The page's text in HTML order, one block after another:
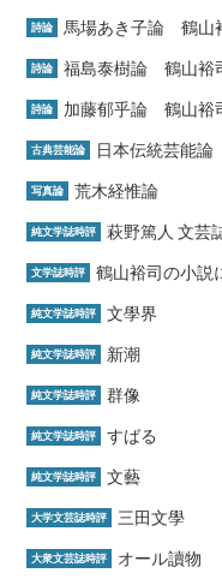
詩論 馬場あき子論 鶴山
詩論 福島泰樹論 鶴山裕
詩論 加藤郁乎論 鶴山裕
古典芸能論 日本伝統芸能
写真論 荒木経惟論
純文学誌時評 萩野篤人 文芸
文学誌時評 鶴山裕司の小説
純文学誌時評 文學界
純文学誌時評 新潮
純文学誌時評 群像
純文学誌時評 すばる
純文学誌時評 文藝
大学文芸誌時評 三田文學
大衆文芸誌時評 オール讀物